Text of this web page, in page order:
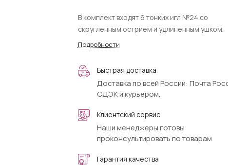
В комплект входят 6 тонких игл №24 со
скругленным острием и удлиненным ушком.
Подробности
Быстрая доставка
Доставка по всей России: Почта
СДЭК и курьером.
Клиентский сервис
Наши менеджеры готовы
проконсультировать по товарам
Гарантия качества